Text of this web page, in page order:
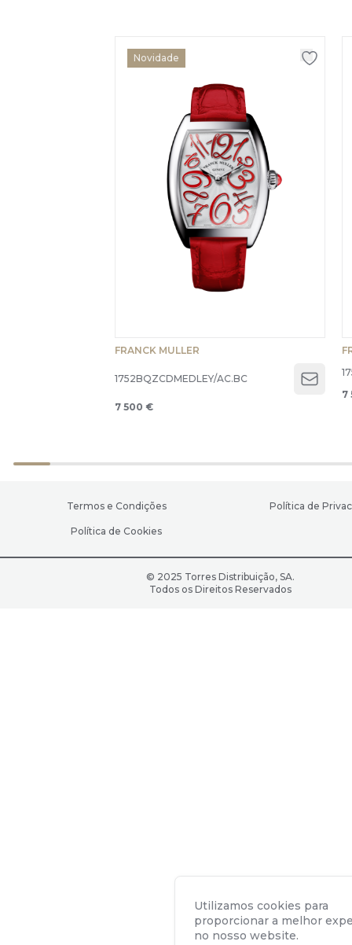
Novidade
FRANCK MULLER
1752BQZCDMEDLEY/AC.BC
Open
7 500 €
7
Termos e Condições Política de
Política de Cookies
© 2025 Torres Distribuição, SA.
Todos os Direitos Reservados
Utilizamos cookies para
proporcionar a melhor
no nosso website.